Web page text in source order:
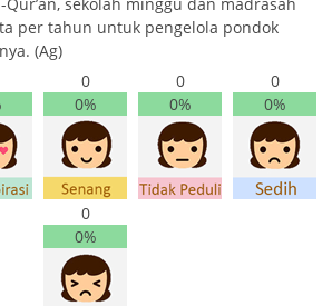
per tahun untuk pengelola pondok
(Ag)
0
0%
0
0%
0
0%
0
0%